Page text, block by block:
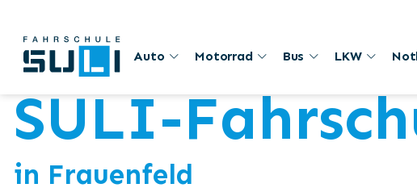
Auto Motorrad Bus LKW
SULI-
in Frauenfeld